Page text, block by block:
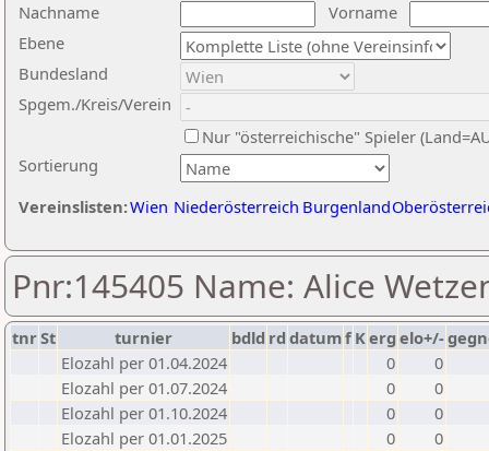
Nachname
Vorname
Ebene
Sortierung
Bundesland
Spgem./Kreis/Verein
Nur "österreichische" Spieler
Vereinslisten:Wien Niederösterreich Burgenland
Pnr:145405 Name: Alice
tnrSt turnier bdld rd datumf Kerg elo+/-
Elozahl per 01.04.2024
0
0
Elozahl per 01.07.2024
0
0
Elozahl per 01.10.2024
0
0
Elozahl per 01.01.2025
0
0